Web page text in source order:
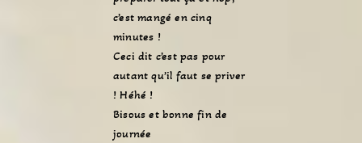
c’est mangé en cinq
minutes !
Ceci dit c’est pas pour
autant qu’il faut se priver
! Héhé !
Bisous et bonne fin de
journée